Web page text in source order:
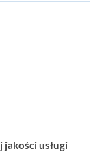
usługi